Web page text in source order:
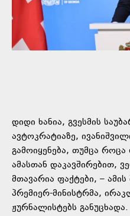
დიდი ხანია, გვესმის
ავტოკრატიაზე,
გამოიყენება, თუმცა
ამასთან დაკავშირებით,
მთავარია ფაქტები, –
პრემიერ-მინისტრმა,
ჟურნალისტებს განუცხადა.